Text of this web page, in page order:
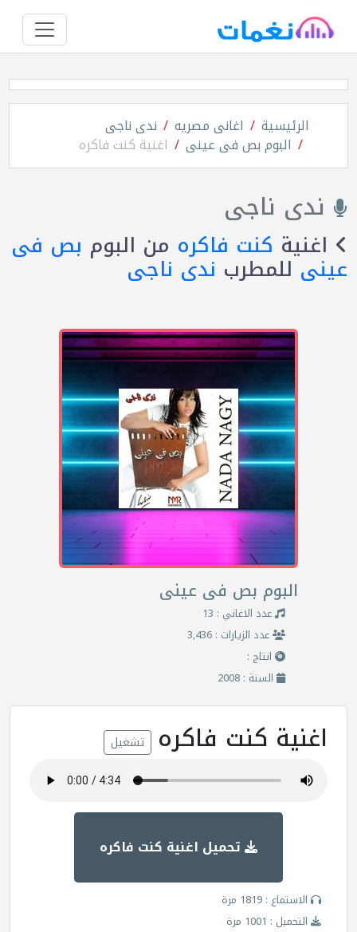
الرئيسية اغانى مصريه ندى ناجى
البوم بص فى عينى اغنية كنت فاكره
ندى ناجى
اغنية كنت فاكره من البوم بص فى
عينى للمطرب ندى ناجى
البوم بص فى عينى
عدد الاغاني : 13
عدد الزيارات : 3,436
انتاج :
السنة : 2008
اغنية كنت فاكره تشغيل
تحميل اغنية كنت فاكره
الاستماع : 1819 مرة
التحميل : 1001 مرة